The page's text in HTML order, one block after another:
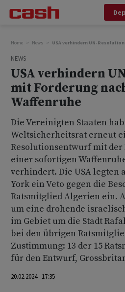
Home News USA verhindern UN-
NEWS
USA verhindern
mit Forderung
Waffenruhe
Die Vereinigten Staaten
Weltsicherheitsrat erneut
Resolutionsentwurf mit der
einer sofortigen
verhindert. Die USA legten
York ein Veto gegen die
Ratsmitglied Algerien ein.
um eine drohende
im Gebiet um die Stadt
bei den übrigen
Zustimmung: 13 der 15
für den Entwurf,
20.02.2024 17:35